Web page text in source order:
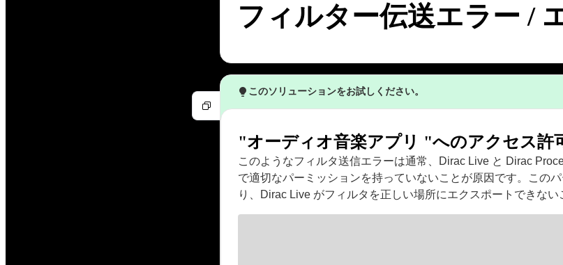
フィルター伝送エラー /
このソリューションをお試しください。
"オーディオ音楽アプリ "へのアクセス許
このようなフィルタ送信エラーは通常、Dirac Live と Dirac
で適切なパーミッションを持っていないことが原因です。この
り、Dirac Live がフィルタを正しい場所にエクスポートできない